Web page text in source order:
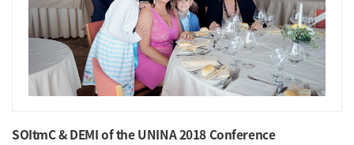
SOItmC & DEMI of the UNINA 2018 Conference